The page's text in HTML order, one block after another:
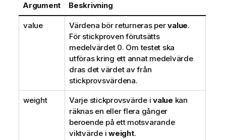
Argument Beskrivning
value Värdena bör returneras pervalue.
För stickproven förutsätts
medelvärdet 0. Om testet ska
utföras kring ett annat medelvärde
dras det värdet av från
stickprovsvärdena.
weight Varje stickprovsvärde i value kan
räknas en eller flera gånger
beroende på ett motsvarande
viktvärde i weight.